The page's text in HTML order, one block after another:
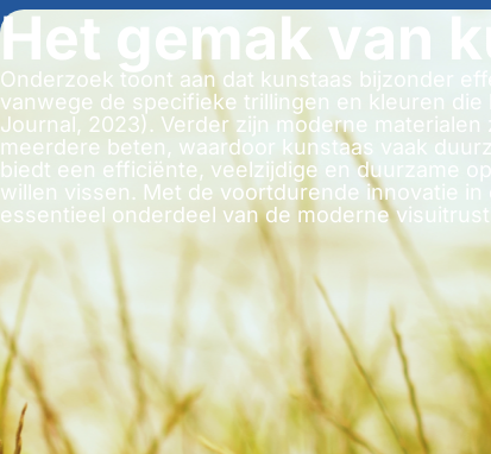
Het gemak van
Onderzoek toont aan dat kunstaas bijzonder
vanwege de specifieke trillingen en kleuren
Journal, 2023). Verder zijn moderne
meerdere beten, waardoor kunstaas vaak
biedt een efficiënte, veelzijdige en duurzame
willen vissen. Met de voortdurende innovatie
essentieel onderdeel van de moderne